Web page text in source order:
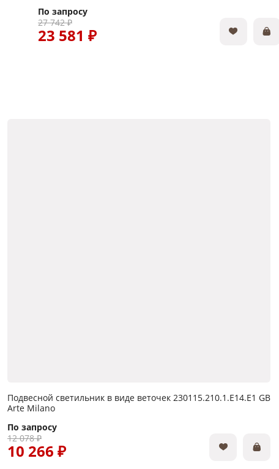
По запросу
27 742 ₽
23 581 ₽
Подвесной светильник в виде веточек 230115.210.1.E14.E1 GB
Arte Milano
По запросу
12 078 ₽
10 266 ₽